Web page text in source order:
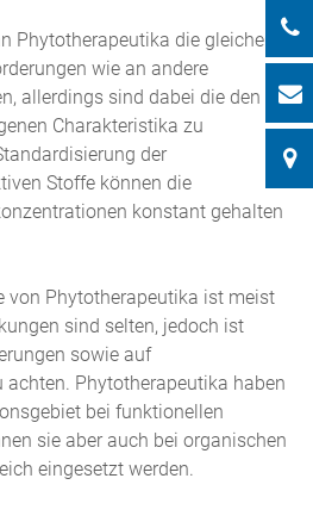
Phytotherapeutika die gleichen
wie an andere
allerdings sind dabei die den
Charakteristika zu
der
Stoffe können die
konstant gehalten
von Phytotherapeutika ist meist
sind selten, jedoch ist
sowie auf
Phytotherapeutika haben
bei funktionellen
sie aber auch bei organischen
eingesetzt werden.